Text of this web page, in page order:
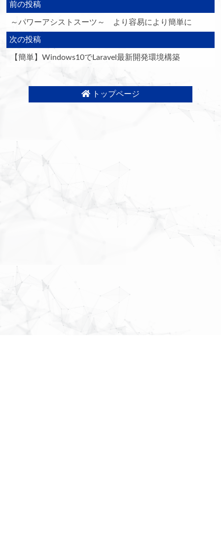
前の投稿
～パワーアシストスーツ～ より容易により簡単に
次の投稿
【簡単】Windows10でLaravel最新開発環境構築
トップページ